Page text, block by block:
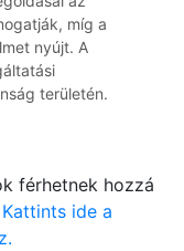
míg a
nyújt. A
területén.
férhetnek hozzá
Kattints ide a